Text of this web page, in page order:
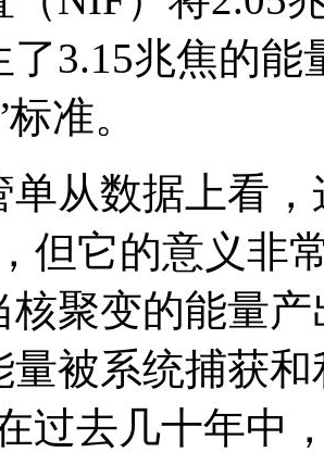
了3.15兆焦的
准。
数据上看，
但它的意义非
核聚变的能量
量被系统捕获
过去几十年中